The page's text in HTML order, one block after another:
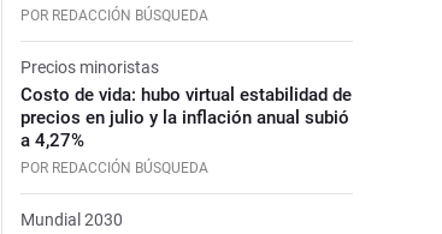
POR REDACCIÓN BÚSQUEDA
Precios minoristas
Costo de vida: hubo virtual estabilidad de
precios en julio y la inflación anual subió
a 4,27%
POR REDACCIÓN BÚSQUEDA
Mundial 2030